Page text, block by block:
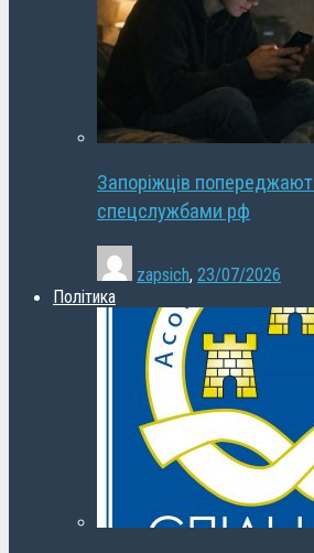
Запоріжців
спецслужбами рф
zapsich, 23/07/2026
Політика